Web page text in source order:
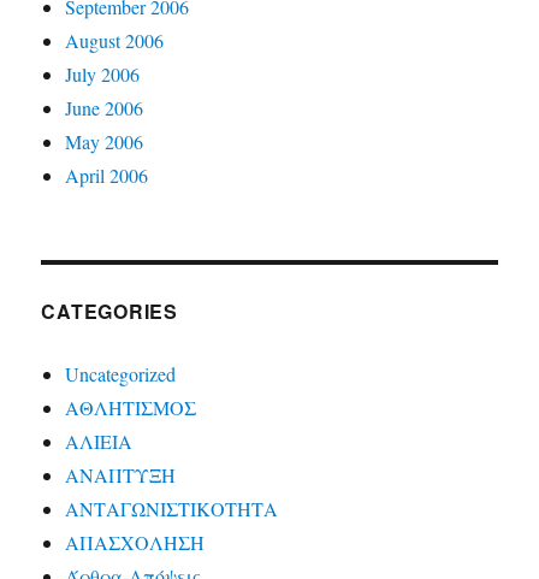
September 2006
August 2006
July 2006
June 2006
May 2006
April 2006
CATEGORIES
Uncategorized
ΑΘΛΗΤΙΣΜΟΣ
ΑΛΙΕΙΑ
ΑΝΑΠΤΥΞΗ
ΑΝΤΑΓΩΝΙΣΤΙΚΟΤΗΤΑ
ΑΠΑΣΧΟΛΗΣΗ